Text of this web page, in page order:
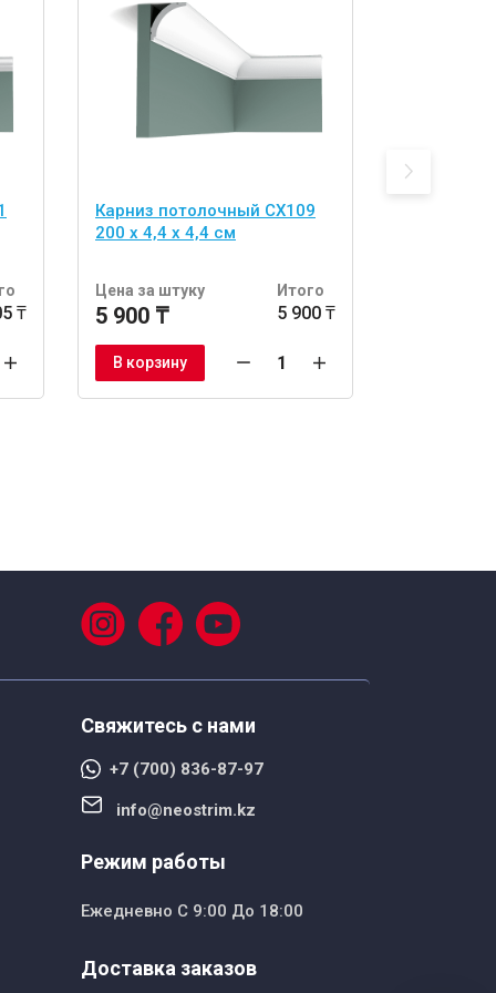
₸
Карниз потолочный CX109
200 x 4,4 x 4,4 см
Цена за штуку
5 900 ₸
Итого
5 900 ₸
В корзину
Свяжитесь с нами
+7 (700) 836-87-97
info@neostrim.kz
Режим работы
Ежедневно С 9:00 До 18:00
Доставка заказов